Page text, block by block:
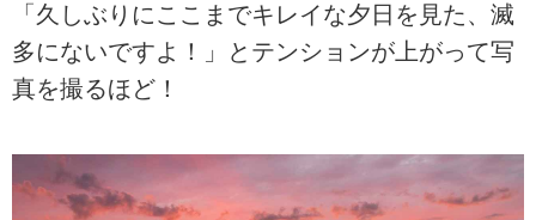
「久しぶりにここまでキレイな夕日を見た、滅
多にないですよ！」とテンションが上がって写
真を撮るほど！